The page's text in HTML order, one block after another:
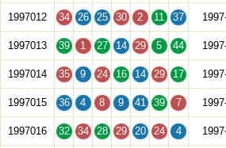
1997012 34 26 25 30 2 11 37
1997013 39 1 27 14 29 5 44
1997014 35 9 24 16 14 29 17
1997015 36 4 8 9 41 39 7
1997016 32 34 28 29 20 24 4